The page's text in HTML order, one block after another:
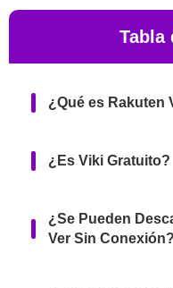
Tabla
¿Qué es Rakuten
¿Es Viki Gratuito?
¿Se Pueden
Ver Sin